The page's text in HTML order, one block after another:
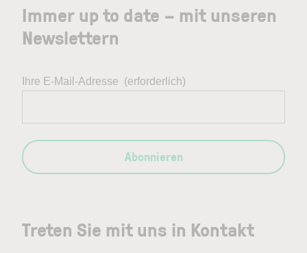
Treten Sie mit uns in Kontakt
Immer up to date – mit unseren
Newslettern
Ihre E-Mail-Adresse (erforderlich)
Abonnieren